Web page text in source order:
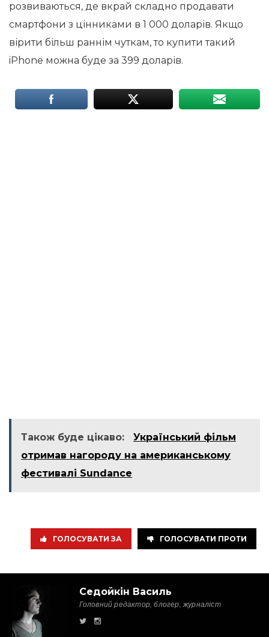
розвиваються, де вкрай складно продавати
смартфони з цінниками в 1 000 доларів. Якщо
вірити більш раннім чуткам, то купити такий
iPhone можна буде за 399 доларів.
Також буде цікаво:
Український фільм
отримав нагороду на американському
фестивалі Sundance
ГОЛОСУВАТИ ЗА ГОЛОСУВАТИ ПРОТИ
Седойкін Василь
Головний редактор, блогер, журналіст